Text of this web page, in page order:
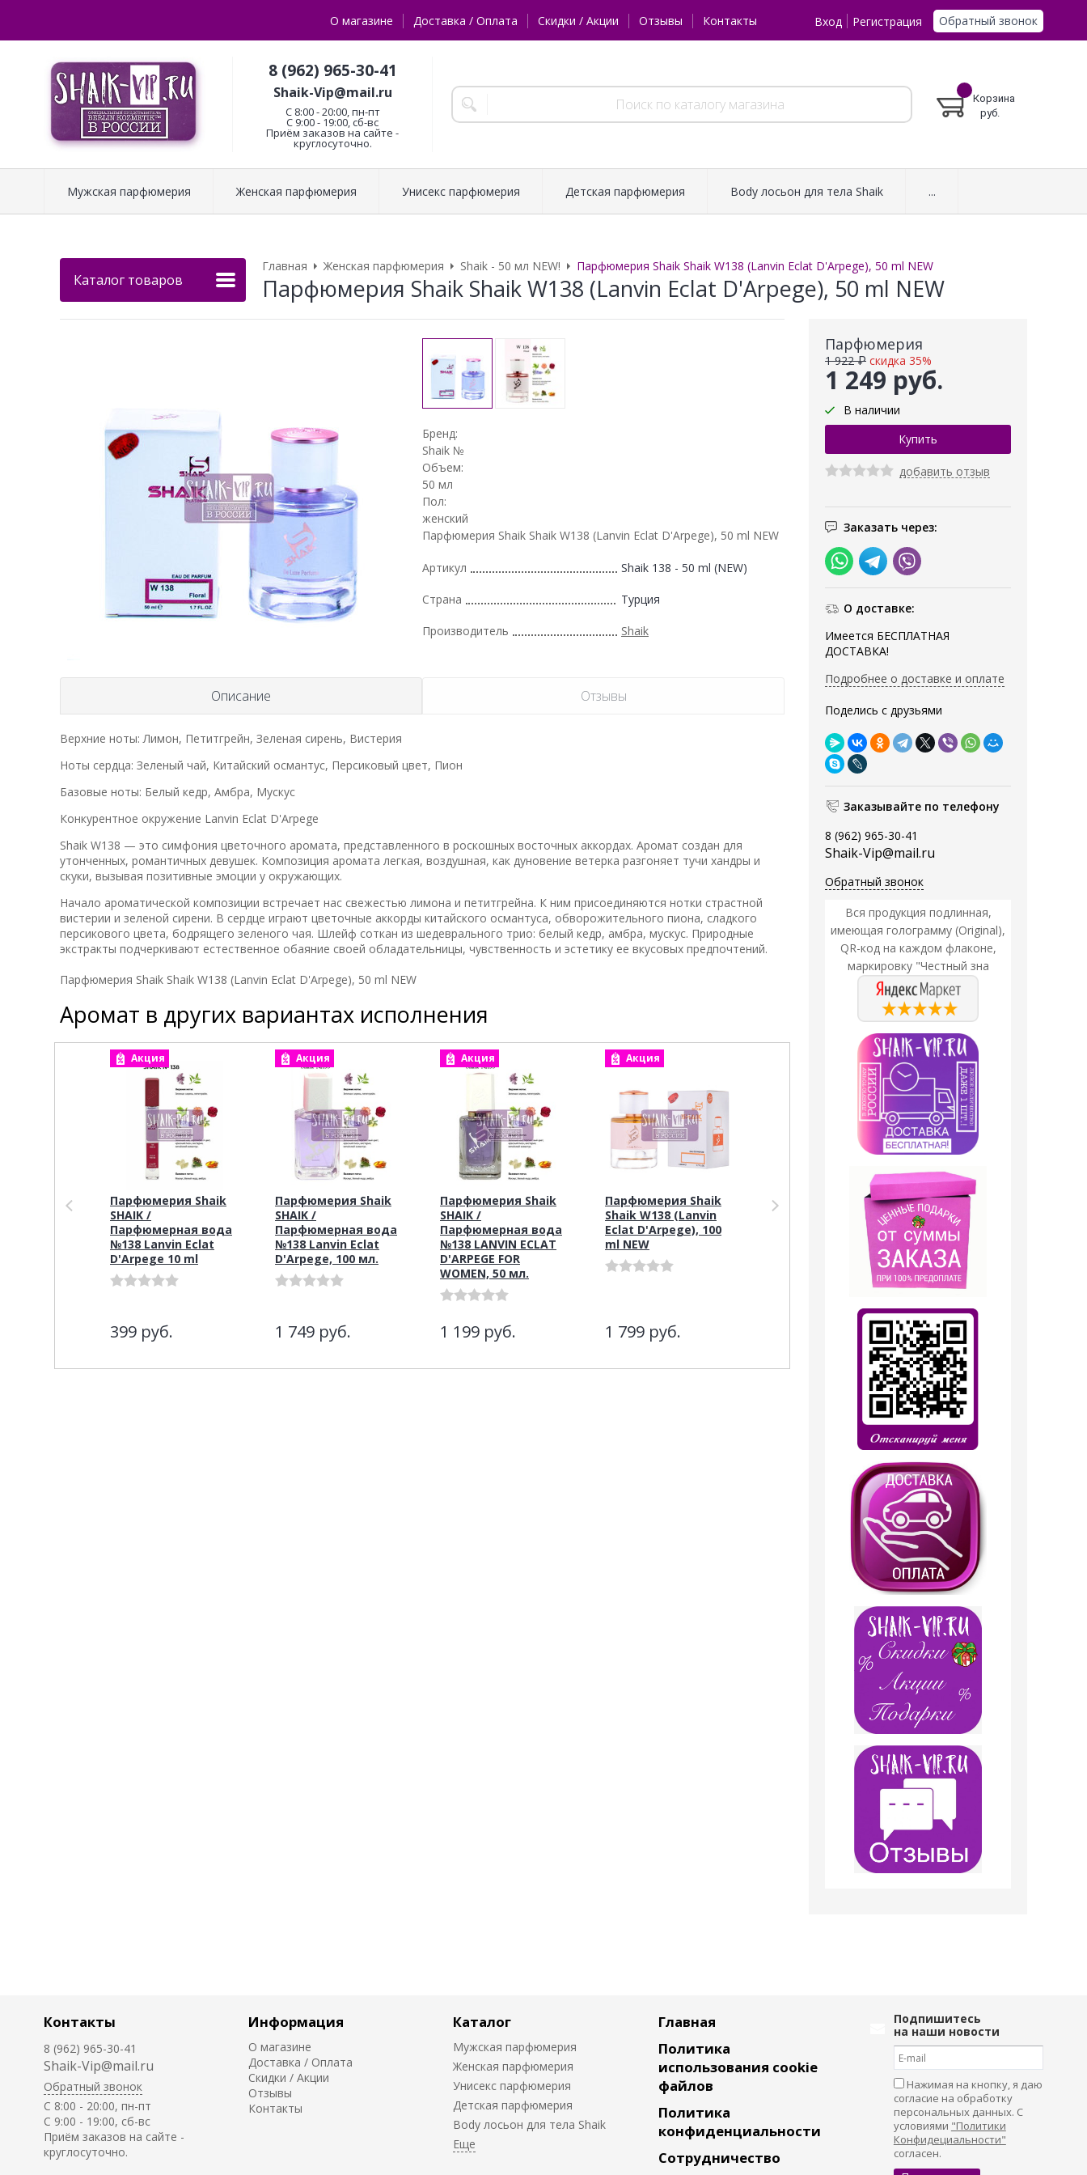
О магазине Доставка / Оплата Скидки / Акции Отзывы Контакты Вход Регистрация Обратный звонок
8 (962) 965-30-41
Shaik-Vip@mail.ru
C 8:00 - 20:00, пн-пт
С 9:00 - 19:00, сб-вс
Приём заказов на сайте -
круглосуточно.
Корзина
руб.
Мужская парфюмерия Женская парфюмерия Унисекс парфюмерия Детская парфюмерия Body лосьон для тела Shaik ...
Каталог товаров
Главная Женская парфюмерия Shaik - 50 мл NEW! Парфюмерия Shaik Shaik W138 (Lanvin Eclat D'Arpege), 50 ml NEW
Парфюмерия Shaik Shaik W138 (Lanvin Eclat D'Arpege), 50 ml NEW
Парфюмерия
1 249 руб.
1 922 ₽ скидка 35%
В наличии
добавить отзыв
Заказать через:
О доставке:
Имеется БЕСПЛАТНАЯ
ДОСТАВКА!
Подробнее о доставке и оплате
Поделись с друзьями
Заказывайте по телефону
8 (962) 965-30-41
Shaik-Vip@mail.ru
Обратный звонок
Вся продукция подлинная,
имеющая голограмму (Original),
QR-код на каждом флаконе,
маркировку "Честный зна
Бренд:
Shaik №
Объем:
50 мл
Пол:
женский
Парфюмерия Shaik Shaik W138 (Lanvin Eclat D'Arpege), 50 ml NEW
Артикул Shaik 138 - 50 ml (NEW)
Страна Турция
Производитель Shaik
Описание Отзывы
Верхние ноты: Лимон, Петитгрейн, Зеленая сирень, Вистерия
Ноты сердца: Зеленый чай, Китайский османтус, Персиковый цвет, Пион
Базовые ноты: Белый кедр, Амбра, Мускус
Конкурентное окружение Lanvin Eclat D'Arpege
Shaik W138 — это симфония цветочного аромата, представленного в роскошных восточных аккордах. Аромат создан для
утонченных, романтичных девушек. Композиция аромата легкая, воздушная, как дуновение ветерка разгоняет тучи хандры и
скуки, вызывая позитивные эмоции у окружающих.
Начало ароматической композиции встречает нас свежестью лимона и петитгрейна. К ним присоединяются нотки страстной
вистерии и зеленой сирени. В сердце играют цветочные аккорды китайского османтуса, обворожительного пиона, сладкого
персикового цвета, бодрящего зеленого чая. Шлейф соткан из шедеврального трио: белый кедр, амбра, мускус. Природные
экстракты подчеркивают естественное обаяние своей обладательницы, чувственность и эстетику ее вкусовых предпочтений.
Парфюмерия Shaik Shaik W138 (Lanvin Eclat D'Arpege), 50 ml NEW
Аромат в других вариантах исполнения
Акция
Парфюмерия Shaik
SHAIK /
Парфюмерная вода
№138 Lanvin Eclat
D'Arpege 10 ml
399 руб.
Акция
Парфюмерия Shaik
SHAIK /
Парфюмерная вода
№138 Lanvin Eclat
D'Arpege, 100 мл.
1 749 руб.
Акция
Парфюмерия Shaik
SHAIK /
Парфюмерная вода
№138 LANVIN ECLAT
D'ARPEGE FOR
WOMEN, 50 мл.
1 199 руб.
Акция
Парфюмерия Shaik
Shaik W138 (Lanvin
Eclat D'Arpege), 100
ml NEW
1 799 руб.
Дезодорант Shaik
SHAIK /
Парфюмированный
дезодорант № 138
D'Arpege, 200 мл.
Акция
Парфюмерия Shaik
SHAIK /
Парфюмерная вода
№138 Lanvin Eclat
DArpege 20мл
599
Контакты
8 (962) 965-30-41
Shaik-Vip@mail.ru
Обратный звонок
C 8:00 - 20:00, пн-пт
С 9:00 - 19:00, сб-вс
Приём заказов на сайте -
круглосуточно.
Информация
О магазине
Доставка / Оплата
Скидки / Акции
Отзывы
Контакты
Каталог
Мужская парфюмерия
Женская парфюмерия
Унисекс парфюмерия
Детская парфюмерия
Body лосьон для тела Shaik
Главная
Политика
использования cookie
файлов
Политика
конфиденциальности
Сотрудничество
Подпишитесь
на наши новости
Нажимая на кнопку, я даю
согласие на обработку
персональных данных. С
условиями "Политики
Конфидециальности"
согласен.